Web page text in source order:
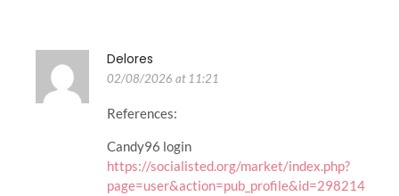
Delores
02/08/2026 at 11:21
References:
Candy96 login
https://socialisted.org/market/index.php?
page=user&action=pub_profile&id=298214